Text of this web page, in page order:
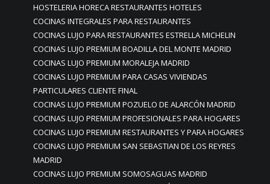
HOSTELERIA HORECA RESTAURANTES HOTELES
COCINAS INTEGRALES PARA RESTAURANTES
COCINAS LUJO PARA RESTAURANTES ESTRELLA MICHELIN
COCINAS LUJO PREMIUM BOADILLA DEL MONTE MADRID
COCINAS LUJO PREMIUM MORALEJA MADRID
COCINAS LUJO PREMIUM PARA CASAS VIVIENDAS
PARTICULARES CLIENTE FINAL
COCINAS LUJO PREMIUM POZUELO DE ALARCÓN MADRID
COCINAS LUJO PREMIUM PROFESIONALES PARA HOGARES
COCINAS LUJO PREMIUM RESTAURANTES Y PARA HOGARES
COCINAS LUJO PREMIUM SAN SEBASTIAN DE LOS REYRES
MADRID
COCINAS LUJO PREMIUM SOMOSAGUAS MADRID